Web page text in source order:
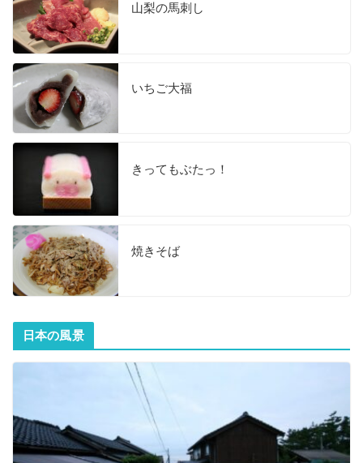
山梨の馬刺し
いちご大福
きってもぶたっ！
焼きそば
日本の風景